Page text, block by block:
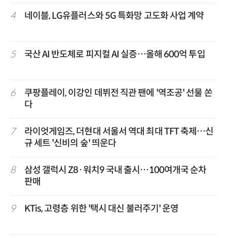
4 네이블, LG유플러스와 5G 특화망 고도화 사업 계약
5 국산 AI 반도체로 피지컬 AI 실증…올해 600억 투입
6
쿠팡플레이, 이강인 데뷔전 직관 팬에 '역조공' 선물 쏜
다
7
라이엇게임즈, 더현대 서울서 역대 최대 TFT 축제…신
규 세트 '신비의 숲' 띄운다
8
삼성 갤럭시 Z8·워치9 국내 출시…100여개국 순차
판매
9 KTis, 고령층 위한 '택시 대신 불러주기' 운영